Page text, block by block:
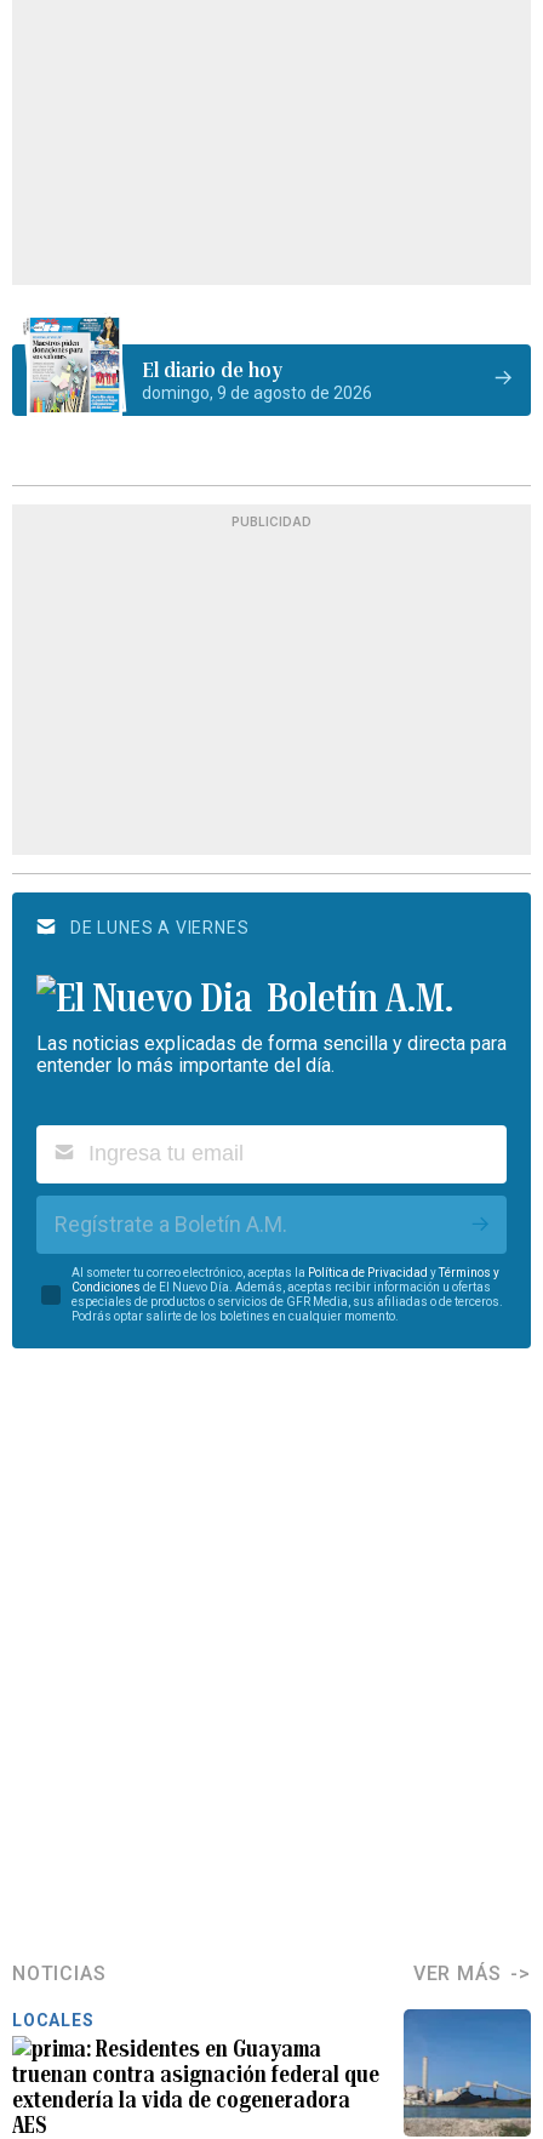
El diario de hoy
domingo, 9 de agosto de 2026
PUBLICIDAD
DE LUNES A VIERNES
Boletín A.M.
Las noticias explicadas de forma sencilla y directa para
entender lo más importante del día.
Regístrate a Boletín A.M.
Al someter tu correo electrónico, aceptas la Política de Privacidad yTérminos y
Condiciones de El Nuevo Día. Además, aceptas recibir información u ofertas
especiales de productos o servicios de GFR Media, sus afiliadas o de terceros.
Podrás optar salirte de los boletines en cualquier momento.
NOTICIAS VER MÁS
LOCALES
Residentes en Guayama
truenan contra asignación federal que
extendería la vida de cogeneradora
AES